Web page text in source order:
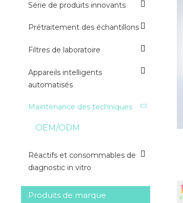
Série de produits innovants
Prétraitement des échantillons
Filtres de laboratoire
Appareils intelligents
automatisés
Maintenance des techniques
OEM/ODM
Réactifs et consommables de
diagnostic in vitro
Produits de marque